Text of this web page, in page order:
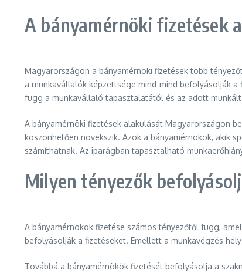
A bányamérnöki fizetések
Magyarországon a bányamérnöki fizetések több
a munkavállalók képzettsége mind-mind befolyásolják
függ a munkavállaló tapasztalatától és az adott
A bányamérnöki fizetések alakulását Magyarországon
köszönhetően növekszik. Azok a bányamérnökök, akik
számíthatnak. Az iparágban tapasztalható
Milyen tényezők
A bányamérnökök fizetése számos tényezőtől függ,
befolyásolják a fizetéseket. Emellett a munkavégzés
Továbbá a bányamérnökök fizetését befolyásolja a